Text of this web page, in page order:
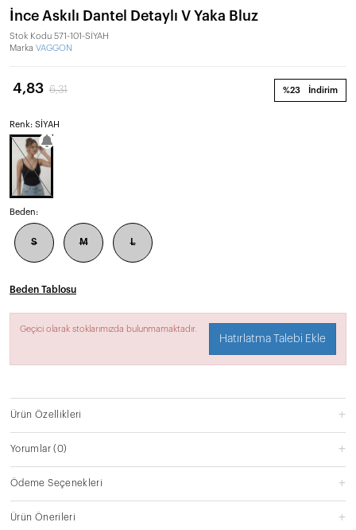
İnce Askılı Dantel Detaylı V Yaka Bluz
Stok Kodu 571-101-SİYAH
Marka VAGGON
%23 İndirim
4,83 6,31
Renk: SİYAH
Beden:
S M L
Beden Tablosu
Geçici olarak stoklarımızda bulunmamaktadır.
Hatırlatma Talebi Ekle
Ürün Özellikleri
Yorumlar(0)
Ödeme Seçenekleri
Ürün Önerileri